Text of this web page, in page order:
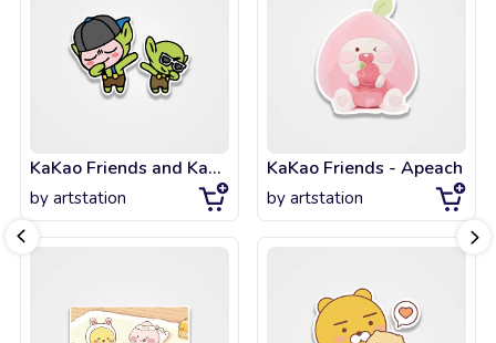
KaKao Friends and KaKaoTalk Between Coolness and Friendship Edition - Apeach
by artstation
KaKao Friends - Apeach
by artstation